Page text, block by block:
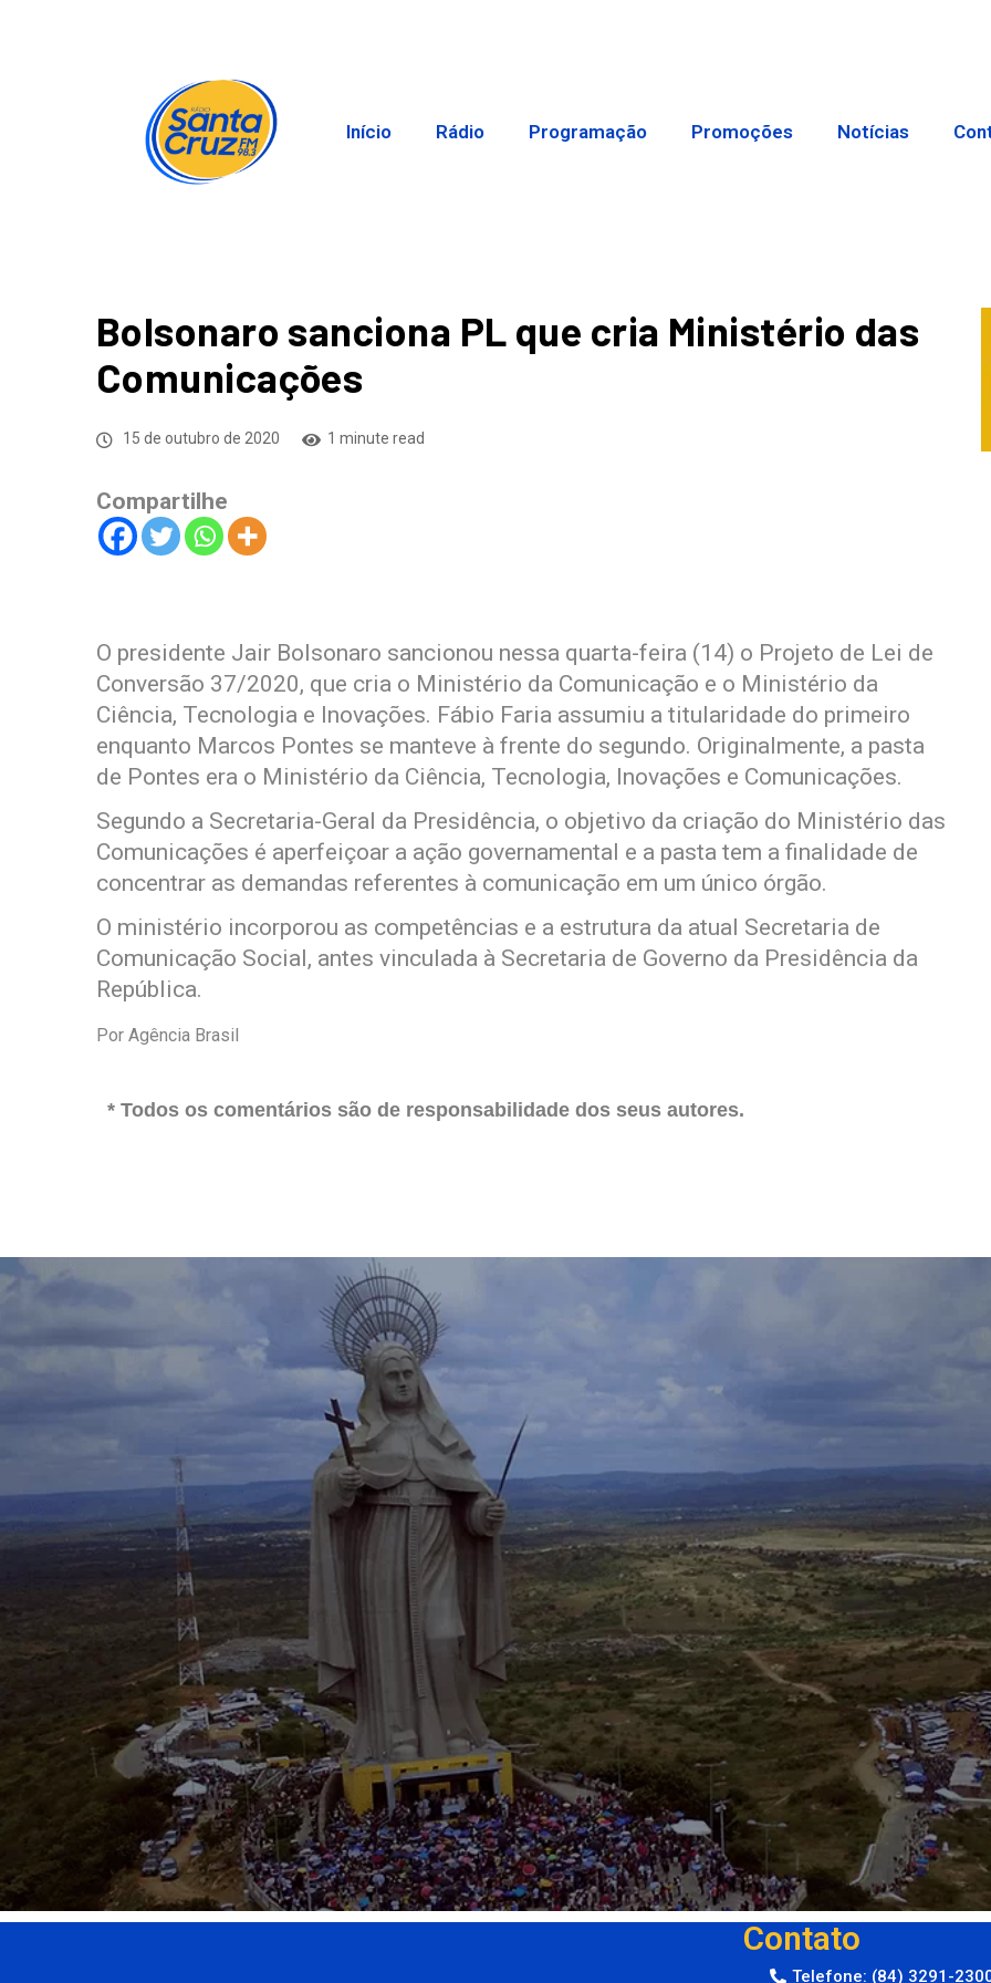
Início Rádio Programação Promoções Notícias
Bolsonaro sanciona PL que cria Ministério das
Comunicações
15 de outubro de 2020 1 minute read
Compartilhe
O presidente Jair Bolsonaro sancionou nessa quarta-feira (14) o Projeto de Lei de
Conversão 37/2020, que cria o Ministério da Comunicação e o Ministério da
Ciência, Tecnologia e Inovações. Fábio Faria assumiu a titularidade do primeiro
enquanto Marcos Pontes se manteve à frente do segundo. Originalmente, a pasta
de Pontes era o Ministério da Ciência, Tecnologia, Inovações e Comunicações.
Segundo a Secretaria-Geral da Presidência, o objetivo da criação do Ministério das
Comunicações é aperfeiçoar a ação governamental e a pasta tem a finalidade de
concentrar as demandas referentes à comunicação em um único órgão.
O ministério incorporou as competências e a estrutura da atual Secretaria de
Comunicação Social, antes vinculada à Secretaria de Governo da Presidência da
República.
Por Agência Brasil
* Todos os comentários são de responsabilidade dos seus autores.
Contato
Telefone: (84) 3291-